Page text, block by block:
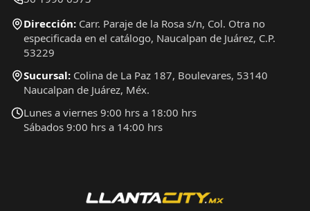
Dirección: Carr. Paraje de la Rosa s/n, Col. Otra no
especificada en el catálogo, Naucalpan de Juárez, C.P.
53229
Sucursal: Colina de La Paz 187, Boulevares, 53140
Naucalpan de Juárez, Méx.
Lunes a viernes 9:00 hrs a 18:00 hrs
Sábados 9:00 hrs a 14:00 hrs